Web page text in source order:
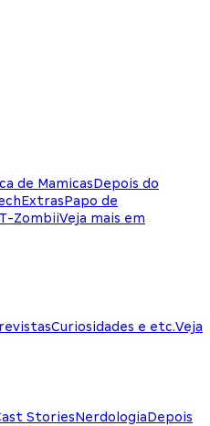
de MamicasDepois do
ExtrasPapo de
T-ZombiiVeja mais em
Curiosidades e etc.Veja
StoriesNerdologiaDepois